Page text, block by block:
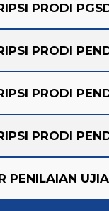
PRODI
PRODI
PRODI
PRODI
PENILAIAN